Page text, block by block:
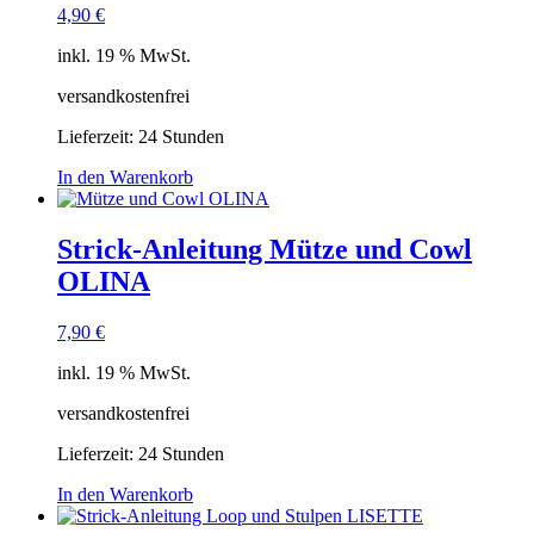
4,90 €
inkl. 19 % MwSt.
versandkostenfrei
Lieferzeit: 24 Stunden
In den Warenkorb
Strick-Anleitung Mütze und Cowl
OLINA
7,90 €
inkl. 19 % MwSt.
versandkostenfrei
Lieferzeit: 24 Stunden
In den Warenkorb